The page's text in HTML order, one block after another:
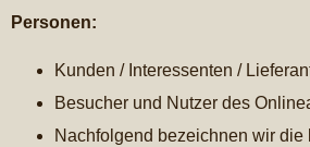
Personen:
Kunden / Interessenten /
Besucher und Nutzer des
Nachfolgend bezeichnen wir die